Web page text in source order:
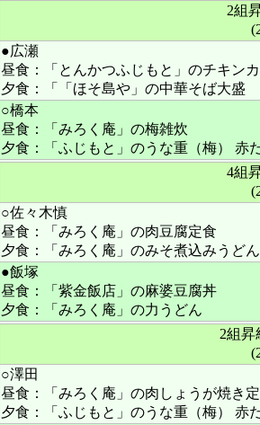
2組
●広瀬
昼食：「とんかつふじもと」のチキン
夕食：「「ほそ島や」の中華そば大盛
○橋本
昼食：「みろく庵」の梅雑炊
夕食：「ふじもと」のうな重（梅） 赤
4組
○佐々木慎
昼食：「みろく庵」の肉豆腐定食
夕食：「みろく庵」のみそ煮込みうどん
●飯塚
昼食：「紫金飯店」の麻婆豆腐丼
夕食：「みろく庵」の力うどん
2組昇
○澤田
昼食：「みろく庵」の肉しょうが焼き
夕食：「ふじもと」のうな重（梅） 赤